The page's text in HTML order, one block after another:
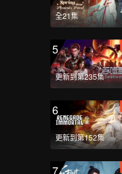
全21集
5
更新到第235集
6
更新到第152集
7